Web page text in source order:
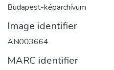
Budapest-képarchívum
Image identifier
AN003664
MARC identifier